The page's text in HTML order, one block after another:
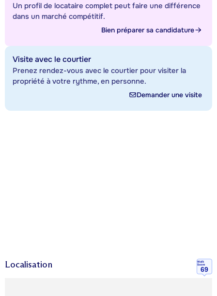
Un profil de locataire complet peut faire une différence
dans un marché compétitif.
Bien préparer sa candidature
Visite avec le courtier
Prenez rendez-vous avec le courtier pour visiter la
propriété à votre rythme, en personne.
Demander une visite
Localisation
Walk
Score
69